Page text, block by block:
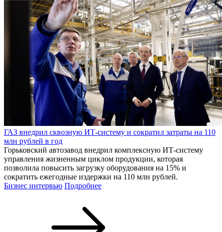
ГАЗ внедрил сквозную ИТ-систему и сократил затраты на 110
млн рублей в год
Горьковский автозавод внедрил комплексную ИТ-систему
управления жизненным циклом продукции, которая
позволила повысить загрузку оборудования на 15% и
сократить ежегодные издержки на 110 млн рублей.
Бизнес интервью Подробнее